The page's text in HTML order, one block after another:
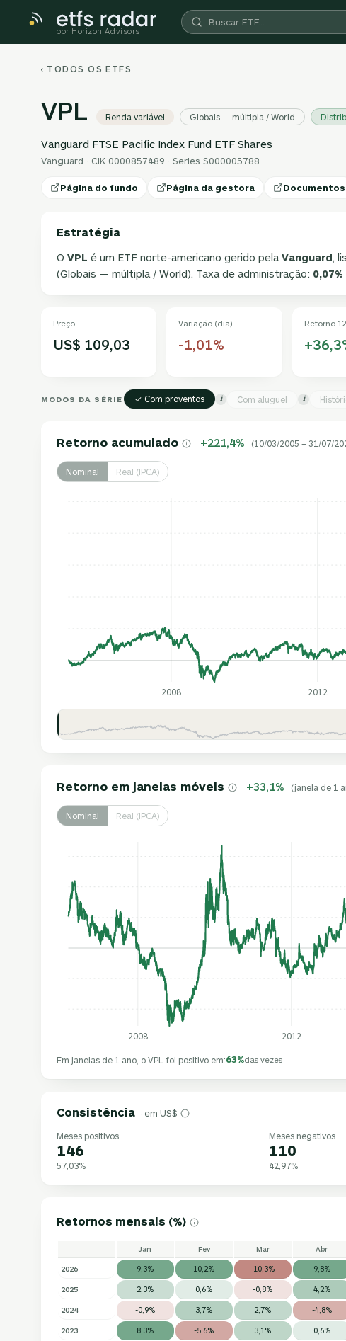
por Horizon Advisors
‹ TODOS OS ETFS
VPL Renda variável Globais — múltipla / World
Vanguard FTSE Pacific Index Fund ETF Shares
Vanguard · CIK 0000857489 · Series S000005788
Página do fundo Página da gestora Documentos
Estratégia
O VPL é um ETF norte-americano gerido pela Vanguard,
(Globais — múltipla / World). Taxa de administração:
Preço
US$ 109,03
Variação (dia)
-1,01%
Retorno
MODOS DA SÉRIE ✓ Com proventos i Com aluguel i
Retorno acumulado +221,4% (10/03/2005 – 31/07/
Nominal Real (IPCA)
2008 2012
Retorno em janelas móveis +33,1% (janela de 1
Nominal Real (IPCA)
2008 2012
Em janelas de 1 ano, o VPL foi positivo em:63%das vezes
Consistência · em US$
Meses positivos
146
57,03%
Meses negativos
110
42,97%
Retornos mensais (%)
Jan Fev Mar Abr
2026 9,3% 10,2% -10,3% 9,8%
2025 2,3% 0,6% -0,8% 4,2%
2024 -0,9% 3,7% 2,7% -4,8%
2023 8,3% -5,6% 3,1% 0,6%